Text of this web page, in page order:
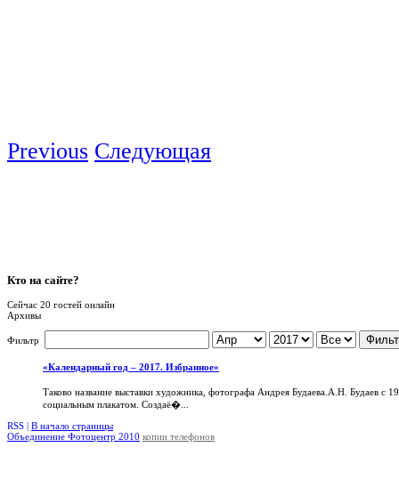
Previous Следующая
Кто на сайте?
Сейчас 20 гостей онлайн
Архивы
Фильтр
«Календарный год – 2017. Избранное»
Таково название выставки художника, фотографа Андрея Будаева.А.Н. Будаев с
социальным плакатом. Создаё�...
RSS | В начало страницы
Объединение Фотоцентр 2010 копии телефонов